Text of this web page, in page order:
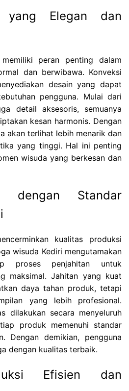
yang Elegan dan
peran penting dalam
dan berwibawa. Konveksi
desain yang dapat
pengguna. Mulai dari
detail aksesoris, semuanya
kesan harmonis. Dengan
akan terlihat lebih menarik dan
yang tinggi. Hal ini penting
wisuda yang berkesan dan
dengan Standar
kualitas produksi
wisuda Kediri mengutamakan
proses penjahitan untuk
maksimal. Jahitan yang kuat
daya tahan produk, tetapi
yang lebih profesional.
dilakukan secara menyeluruh
produk memenuhi standar
Dengan demikian, pengguna
dengan kualitas terbaik.
Efisien dan